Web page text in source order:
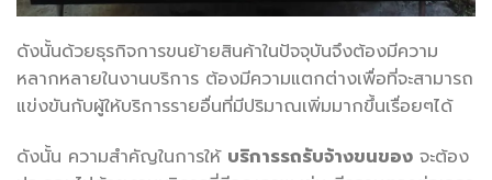
ดังนั้นด้วยธุรกิจการขนย้ายสินค้าในปัจจุบันจึงต้องมีความ
หลากหลายในงานบริการ ต้องมีความแตกต่างเพื่อที่จะสามารถ
แข่งขันกับผู้ให้บริการรายอื่นที่มีปริมาณเพิ่มมากขึ้นเรื่อยๆได้
ดังนั้น ความสำคัญในการให้ บริการรถรับจ้างขนของ จะต้อง